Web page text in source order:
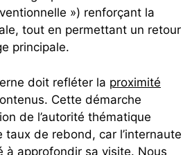
») renforçant la
tout en permettant un retour
principale.
doit refléter la proximité
Cette démarche
de l’autorité thématique
de rebond, car l’internaute
à approfondir sa visite. Nous